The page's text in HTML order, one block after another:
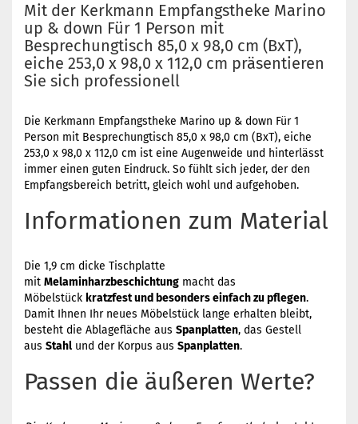
Mit der Kerkmann Empfangstheke Marino
up & down Für 1 Person mit
Besprechungtisch 85,0 x 98,0 cm (BxT),
eiche 253,0 x 98,0 x 112,0 cm präsentieren
Sie sich professionell
Die Kerkmann Empfangstheke Marino up & down Für 1
Person mit Besprechungtisch 85,0 x 98,0 cm (BxT), eiche
253,0 x 98,0 x 112,0 cm ist eine Augenweide und hinterlässt
immer einen guten Eindruck. So fühlt sich jeder, der den
Empfangsbereich betritt, gleich wohl und aufgehoben.
Informationen zum Material
Die 1,9 cm dicke Tischplatte
mit Melaminharzbeschichtung macht das
Möbelstück kratzfest und besonders einfach zu pflegen.
Damit Ihnen Ihr neues Möbelstück lange erhalten bleibt,
besteht die Ablagefläche aus Spanplatten, das Gestell
aus Stahl und der Korpus aus Spanplatten.
Passen die äußeren Werte?